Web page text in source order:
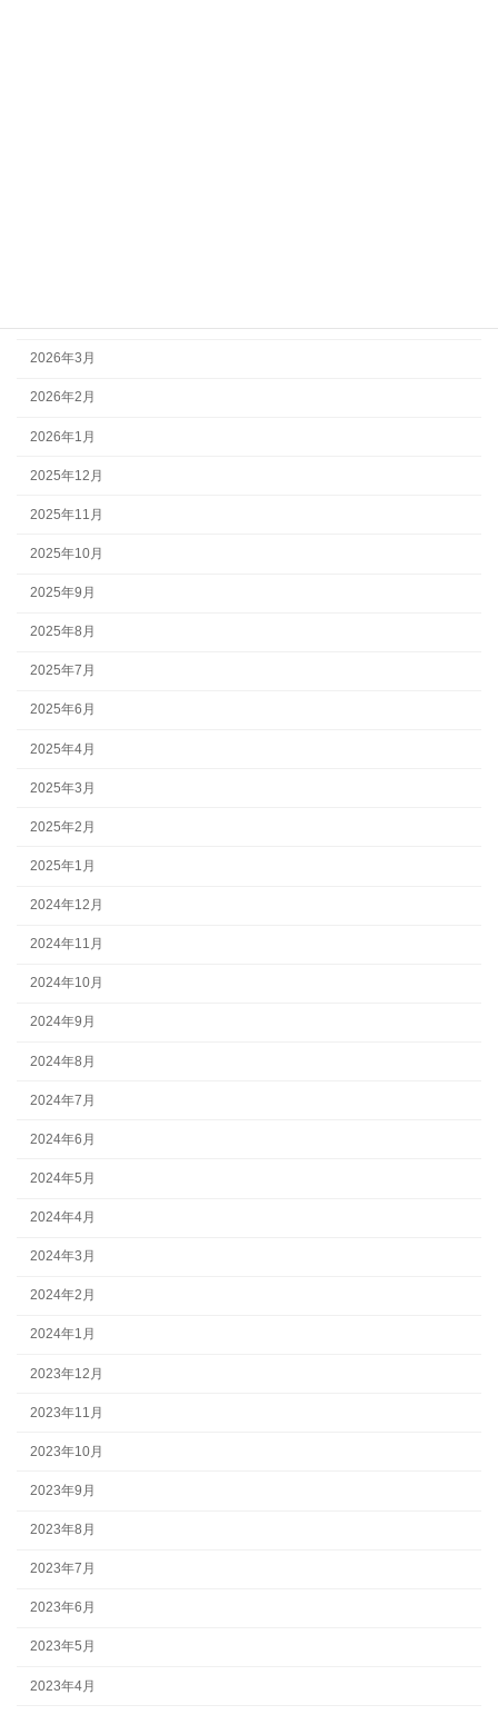
2026年3月
2026年2月
2026年1月
2025年12月
2025年11月
2025年10月
2025年9月
2025年8月
2025年7月
2025年6月
2025年4月
2025年3月
2025年2月
2025年1月
2024年12月
2024年11月
2024年10月
2024年9月
2024年8月
2024年7月
2024年6月
2024年5月
2024年4月
2024年3月
2024年2月
2024年1月
2023年12月
2023年11月
2023年10月
2023年9月
2023年8月
2023年7月
2023年6月
2023年5月
2023年4月